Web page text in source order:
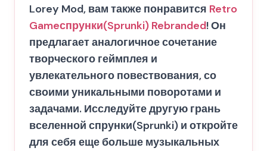
Lorey Mod, вам также понравится Retro
Gameспрунки(Sprunki) Rebranded! Он
предлагает аналогичное сочетание
творческого геймплея и
увлекательного повествования, со
своими уникальными поворотами и
задачами. Исследуйте другую грань
вселенной спрунки(Sprunki) и откройте
для себя еще больше музыкальных